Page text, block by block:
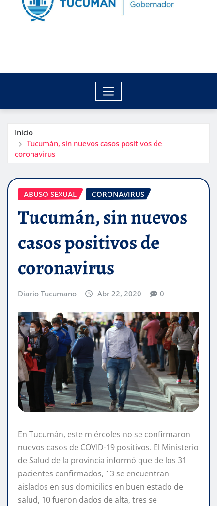
Inicio
Tucumán, sin nuevos casos positivos de
coronavirus
ABUSO SEXUAL CORONAVIRUS
Tucumán, sin nuevos
casos positivos de
coronavirus
Diario Tucumano Abr 22, 2020 0
En Tucumán, este miércoles no se confirmaron
nuevos casos de COVID-19 positivos. El Ministerio
de Salud de la provincia informó que de los 31
pacientes confirmados, 13 se encuentran
aislados en sus domicilios en buen estado de
salud, 10 fueron dados de alta, tres se